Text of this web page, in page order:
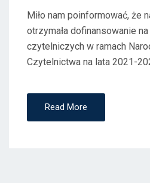
Miło nam poinformować, że
otrzymała dofinansowanie
czytelniczych w ramach
Czytelnictwa na lata 2021-
Read More